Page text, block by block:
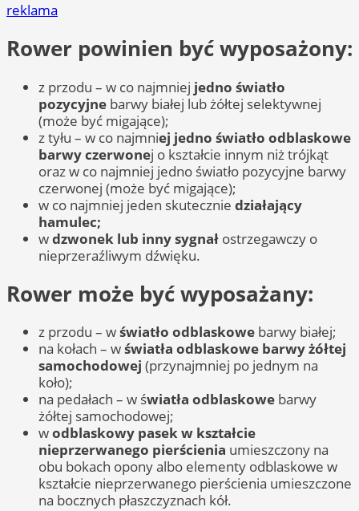
reklama
Rower powinien być wyposażony:
z przodu – w co najmniej jedno światło
pozycyjne barwy białej lub żółtej selektywnej
(może być migające);
z tyłu – w co najmniej jedno światło odblaskowe
barwy czerwonej o kształcie innym niż trójkąt
oraz w co najmniej jedno światło pozycyjne barwy
czerwonej (może być migające);
w co najmniej jeden skutecznie działający
hamulec;
wdzwonek lub inny sygnał ostrzegawczy o
nieprzeraźliwym dźwięku.
Rower może być wyposażany:
z przodu – wświatło odblaskowe barwy białej;
na kołach – wświatła odblaskowe barwy żółtej
samochodowej (przynajmniej po jednym na
koło);
na pedałach – w światła odblaskowe barwy
żółtej samochodowej;
wodblaskowy pasek w kształcie
nieprzerwanego pierścienia umieszczony na
obu bokach opony albo elementy odblaskowe w
kształcie nieprzerwanego pierścienia umieszczone
na bocznych płaszczyznach kół.